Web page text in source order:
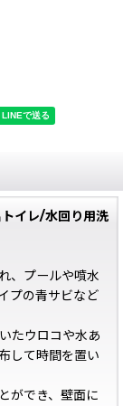
イレ/水回り用洗
、プールや噴水
プの青サビなど
たウロコや水あ
して時間を置い
ができ、壁面に